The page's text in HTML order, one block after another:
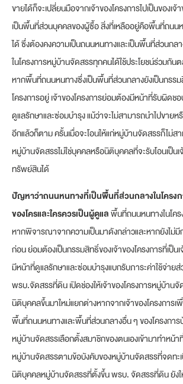
ขายได้ก็จะเปลี่ยนมือจากเจ้าของโครงการไปเป็นของเจ้
เป็นพื้นที่ส่วนบุคคลของผู้ซื้อ สิ่งที่เหลืออยู่คือพื้นที่ถนน
ได้ ซึ่งต้องคงความเป็นถนนหนทางและเป็นพื้นที่ส่วนก
ในโครงการหมู่บ้านจัดสรรทุกคนได้ใช้ประโยชน์ร่วมกัน
หากพื้นที่ถนนหนทางซึ่งเป็นพื้นที่ส่วนกลางยังเป็นกรรม
โครงการอยู่ เจ้าของโครงการย่อมต้องมีหน้าที่รับผิดชอ
ดูแลรักษาและซ่อมบำรุง แม้ว่าจะไม่สามารถนำไปขายห
อีกแล้วก็ตาม ครั้นเมื่อจะโอนให้แก่หมู่บ้านจัดสรรก็ไม่ส
หมู่บ้านจัดสรรไม่ใช่บุคคลหรือนิติบุคคลที่จะรับโอนเป็น
ทรัพย์สินได้
ปัญหาว่าถนนหนทางที่เป็นพื้นที่ส่วนกลางในโครง
ของโครและใครควรเป็นผู้ดูแลพื้นที่ถนนหนทางในโค
หากพิจารณาจากความเป็นมาดังกล่าวและหากยังไม่มี
ก่อน ย่อมต้องเป็นกรรมสิทธิ์ของเจ้าของโครงการที่เป็น
มีหน้าที่ดูแลรักษาและซ่อมบำรุงแบกรับภาระค่าใช้จ่า
พรบ.จัดสรรที่ดิน เปิดช่องให้เจ้าของโครงการหมู่บ้าน
นิติบุคคลขึ้นมาใหม่แยกต่างหากจากเจ้าของโครงการ
พื้นที่ถนนหนทางและพื้นที่ส่วนกลางอื่น ๆ ของโครงกา
หมู่บ้านจัดสรรเลือกตั้งสมาชิกของตนเองเข้ามาทำหน้
หมู่บ้านจัดสรรตามข้อบังคับของหมู่บ้านจัดสรรที่จดทะ
นิติบุคคลหมู่บ้านจัดสรรที่ตั้งขึ้น พรบ. จัดสรรที่ดิน ยัง